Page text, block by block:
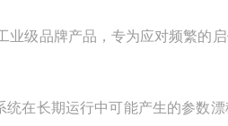
级品牌产品，专为应对频繁的
在长期运行中可能产生的参数